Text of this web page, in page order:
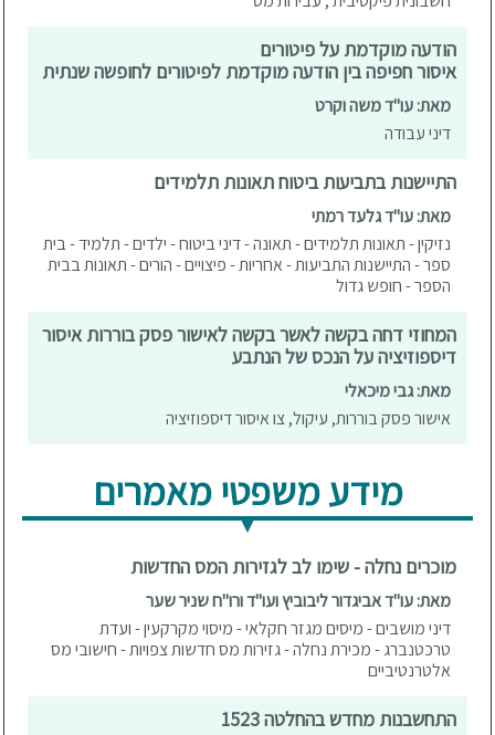
הודעה מוקדמת על פיטורים
איסור חפיפה בין הודעה מוקדמת לפיטורים לחופשה שנתית
מאת: עו"ד משה וקרט
דיני עבודה
התיישנות בתביעות ביטוח תאונות תלמידים
מאת: עו"ד גלעד רמתי
נזיקין - תאונות תלמידים - תאונה - דיני ביטוח - ילדים - תלמיד - בית
ספר - התיישנות התביעות - אחריות - פיצויים - הורים - תאונות בבית
הספר - חופש גדול
המחוזי דחה בקשה לאשר בקשה לאישור פסק בוררות איסור
דיספוזיציה על הנכס של הנתבע
מאת: גבי מיכאלי
אישור פסק בוררות, עיקול, צו איסור דיספוזיציה
מידע משפטי מאמרים
מוכרים נחלה - שימו לב לגזירות המס החדשות
מאת: עו"ד אביגדור ליבוביץ ועו"ד ורו"ח שניר שער
דיני מושבים - מיסים מגזר חקלאי - מיסוי מקרקעין - ועדת
טרכטנברג - מכירת נחלה - גזירות מס חדשות צפויות - חישובי מס
אלטרנטיביים
התחשבנות מחדש בהחלטה 1523